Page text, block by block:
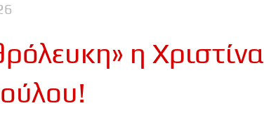
η Χριστίνα